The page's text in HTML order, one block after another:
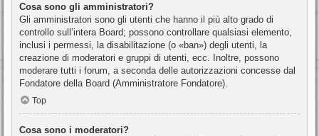
Cosa sono gli amministratori?
Gli amministratori sono gli utenti che hanno il più alto grado di
controllo sull’intera Board; possono controllare qualsiasi elemento,
inclusi i permessi, la disabilitazione (o «ban») degli utenti, la
creazione di moderatori e gruppi di utenti, ecc. Inoltre, possono
moderare tutti i forum, a seconda delle autorizzazioni concesse dal
Fondatore della Board (Amministratore Fondatore).
Top
Cosa sono i moderatori?